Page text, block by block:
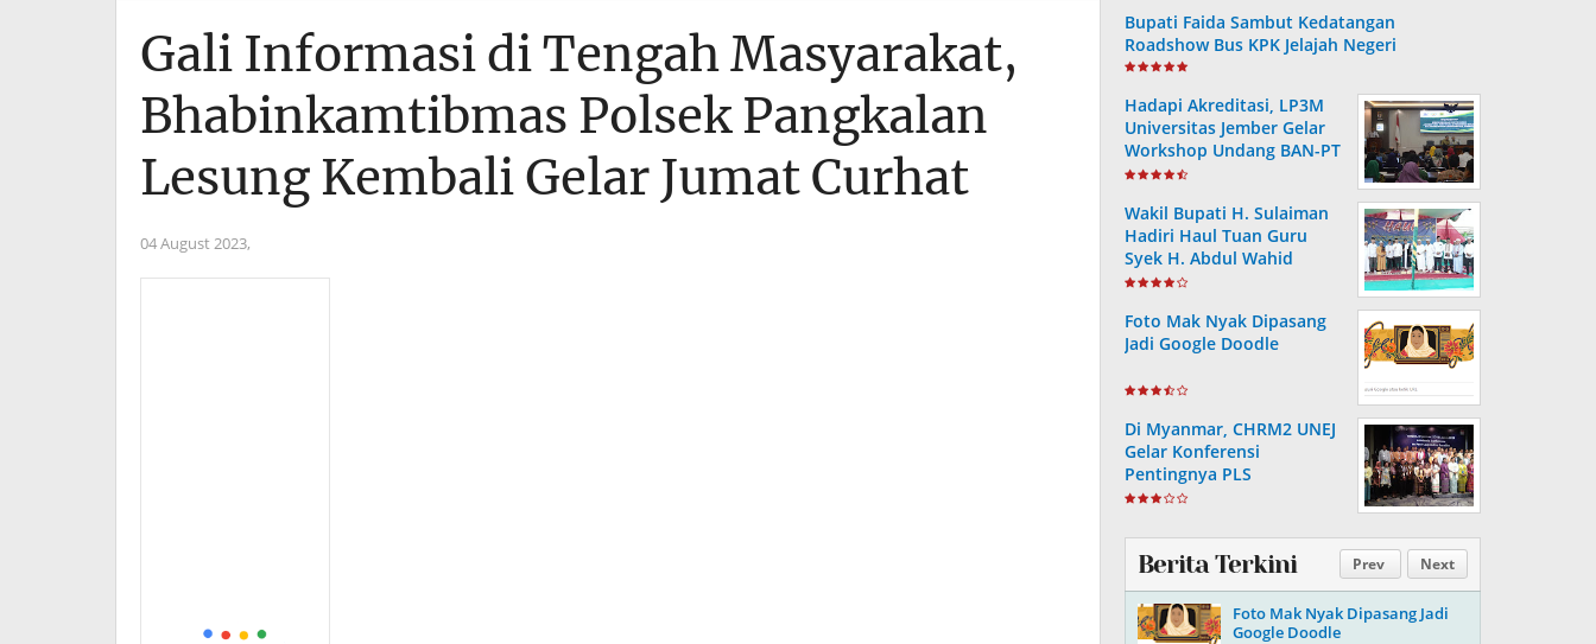
Gali Informasi di Tengah Masyarakat,
Bhabinkamtibmas Polsek Pangkalan
Lesung Kembali Gelar Jumat Curhat
04 August 2023,
Bupati Faida Sambut Kedatangan
Roadshow Bus KPK Jelajah Negeri
Hadapi Akreditasi, LP3M
Universitas Jember Gelar
Workshop Undang BAN-PT
Wakil Bupati H. Sulaiman
Hadiri Haul Tuan Guru
Syek H. Abdul Wahid
Foto Mak Nyak Dipasang
Jadi Google Doodle
Di Myanmar, CHRM2 UNEJ
Gelar Konferensi
Pentingnya PLS
Prev Next
Berita Terkini
Foto Mak Nyak Dipasang Jadi
Google Doodle